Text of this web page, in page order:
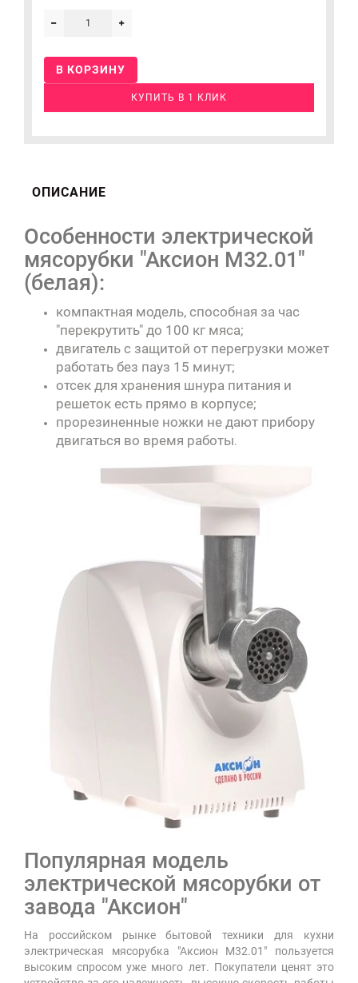
В КОРЗИНУ
КУПИТЬ В 1 КЛИК
ОПИСАНИЕ
Особенности электрической
мясорубки "Аксион М32.01"
(белая):
компактная модель, способная за час
"перекрутить" до 100 кг мяса;
двигатель с защитой от перегрузки может
работать без пауз 15 минут;
отсек для хранения шнура питания и
решеток есть прямо в корпусе;
прорезиненные ножки не дают прибору
двигаться во время работы.
Популярная модель
электрической мясорубки от
завода "Аксион"
На российском рынке бытовой техники для кухни
электрическая мясорубка "Аксион М32.01" пользуется
высоким спросом уже много лет. Покупатели ценят это